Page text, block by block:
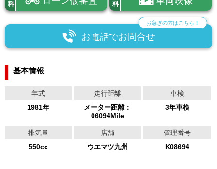
料
料
お電話でお問合せ
お急ぎの方はこちら！
基本情報
年式
1981年
走行距離
メーター距離：
06094Mile
車検
3年車検
排気量
550cc
店舗
ウエマツ九州
管理番号
K08694